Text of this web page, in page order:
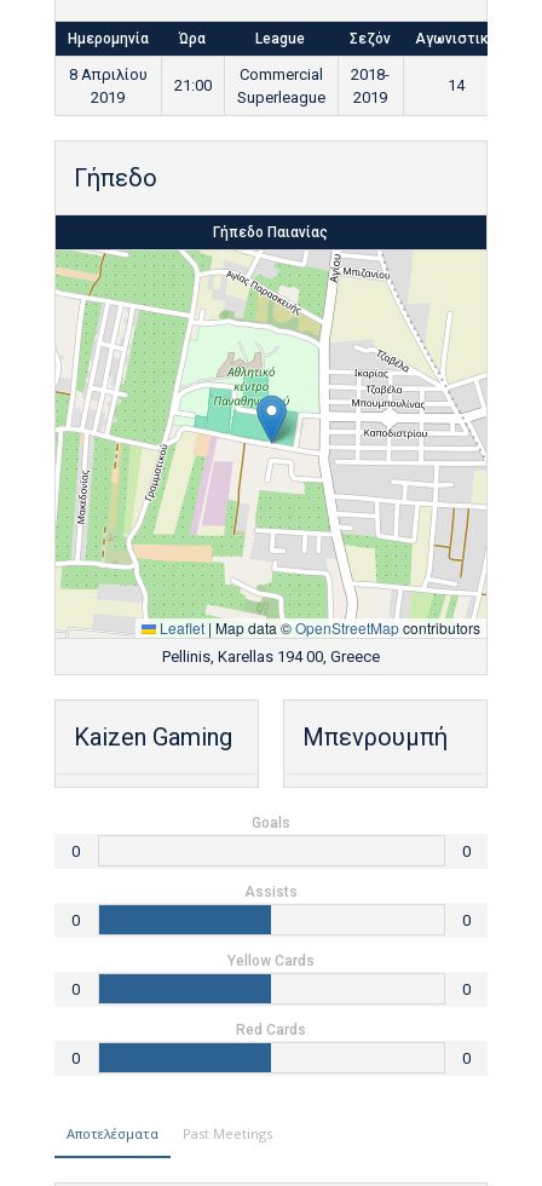
Ημερομηνία Ώρα League Σεζόν Αγωνιστική
8 Απριλίου
2019
21:00
Commercial
Superleague
2018-
2019
14
Γήπεδο
Γήπεδο Παιανίας
Leaflet | Map data ©OpenStreetMapcontributors
Pellinis, Karellas 194 00, Greece
Kaizen Gaming Μπενρουμπή
Goals
0 0
Assists
0 0
Yellow Cards
0 0
Red Cards
0 0
Αποτελέσματα Past Meetings